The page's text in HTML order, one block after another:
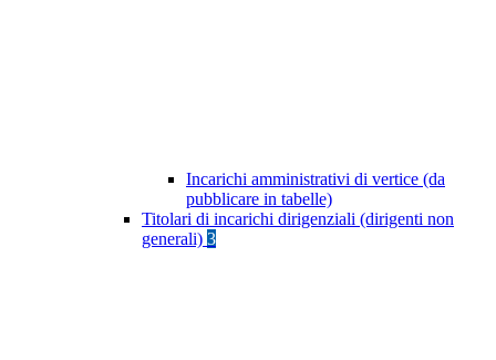
Incarichi amministrativi di vertice (da
pubblicare in tabelle)
Titolari di incarichi dirigenziali (dirigenti non
generali) 3